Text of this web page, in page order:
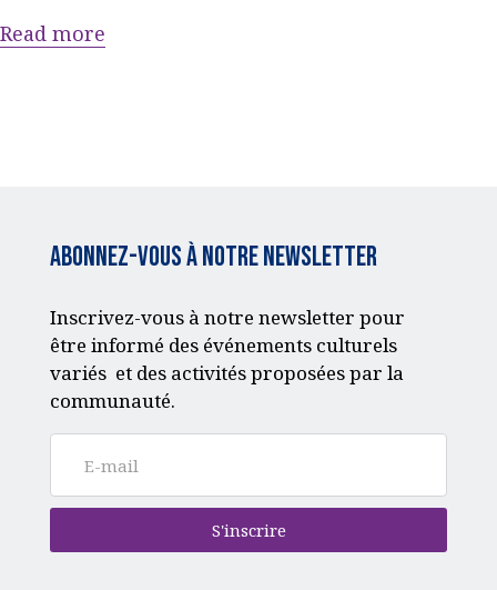
ACQUISITION DU
Read more
Abonnez-vous à notre Newsletter
Inscrivez-vous à notre newsletter pour
être informé des événements culturels
variés et des activités proposées par la
communauté.
S'inscrire